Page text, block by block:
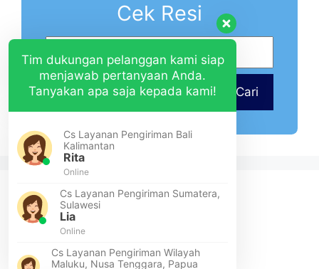
Cek Resi
Cari
Tim dukungan pelanggan kami siap
menjawab pertanyaan Anda.
Tanyakan apa saja kepada kami!
Cs Layanan Pengiriman Bali
Kalimantan
Rita
Online
Cs Layanan Pengiriman Sumatera,
Sulawesi
Lia
Online
Cs Layanan Pengiriman Wilayah
Maluku, Nusa Tenggara, Papua